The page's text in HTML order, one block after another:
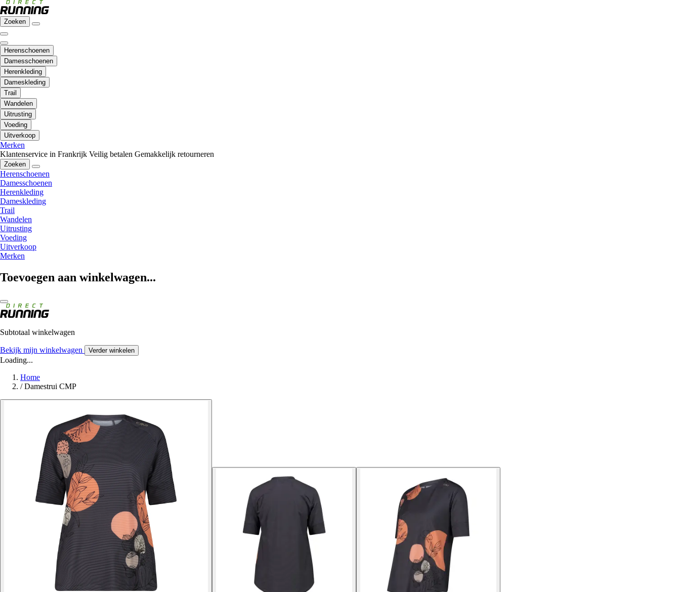
Zoeken
Herenschoenen
Damesschoenen
Herenkleding
Dameskleding
Trail
Wandelen
Uitrusting
Voeding
Uitverkoop
Merken
Klantenservice in Frankrijk Veilig betalen Gemakkelijk retourneren
Zoeken
Herenschoenen
Damesschoenen
Herenkleding
Dameskleding
Trail
Wandelen
Uitrusting
Voeding
Uitverkoop
Merken
Toevoegen aan winkelwagen...
Subtotaal winkelwagen
Bekijk mijn winkelwagen Verder winkelen
Loading...
Home
/ Damestrui CMP